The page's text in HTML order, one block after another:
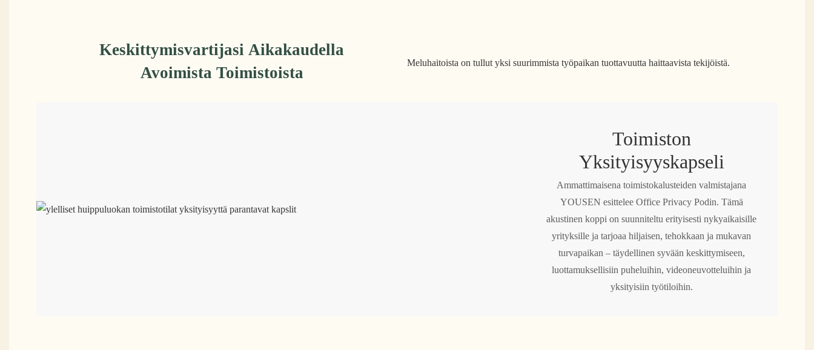
Keskittymisvartijasi Aikakaudella
Avoimista Toimistoista
Meluhaitoista on tullut yksi suurimmista työpaikan tuottavuutta haittaavista tekijöistä.
Toimiston
Yksityisyyskapseli
Ammattimaisena toimistokalusteiden valmistajana
YOUSEN esittelee Office Privacy Podin. Tämä
akustinen koppi on suunniteltu erityisesti nykyaikaisille
yrityksille ja tarjoaa hiljaisen, tehokkaan ja mukavan
turvapaikan – täydellinen syvään keskittymiseen,
luottamuksellisiin puheluihin, videoneuvotteluihin ja
yksityisiin työtiloihin.